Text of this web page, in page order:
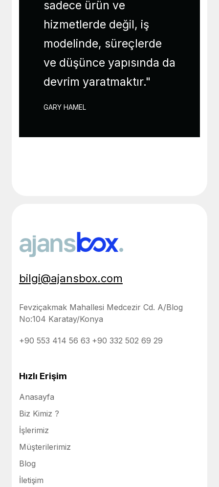
sadece ürün ve
hizmetlerde değil, iş
modelinde, süreçlerde
ve düşünce yapısında da
devrim yaratmaktır."
GARY HAMEL
bilgi@ajansbox.com
Fevziçakmak Mahallesi Medcezir Cd. A/Blog
No:104 Karatay/Konya
+90 553 414 56 63 +90 332 502 69 29
Hızlı Erişim
Anasayfa
Biz Kimiz ?
İşlerimiz
Müşterilerimiz
Blog
İletişim